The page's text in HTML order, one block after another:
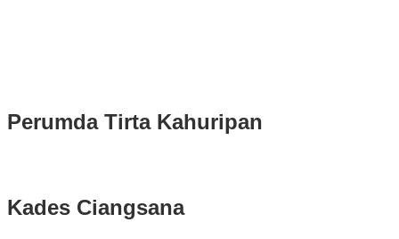
Perumda Tirta Kahuripan
Kades Ciangsana